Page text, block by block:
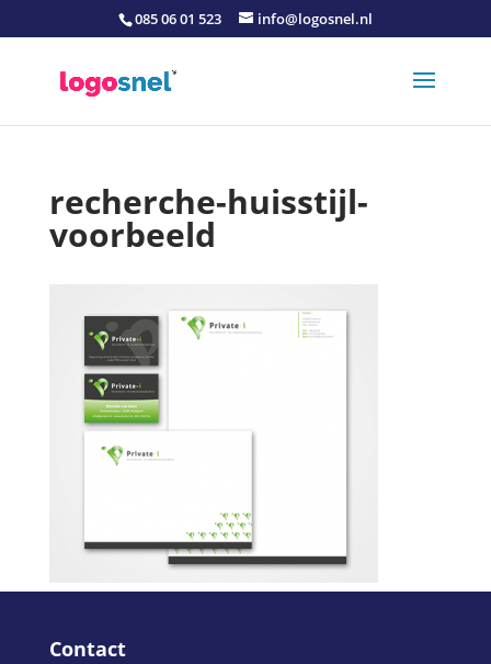
085 06 01 523 info@logosnel.nl
recherche-huisstijl-
voorbeeld
Contact